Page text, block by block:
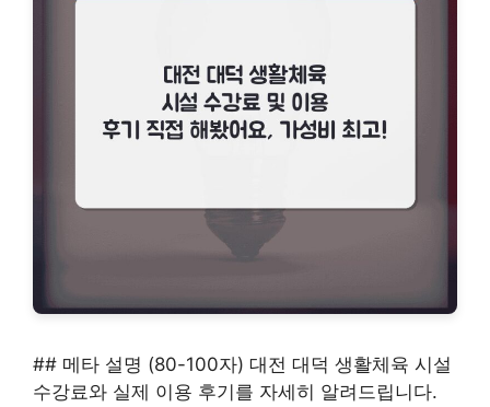
## 메타 설명 (80-100자) 대전 대덕 생활체육 시설
수강료와 실제 이용 후기를 자세히 알려드립니다.